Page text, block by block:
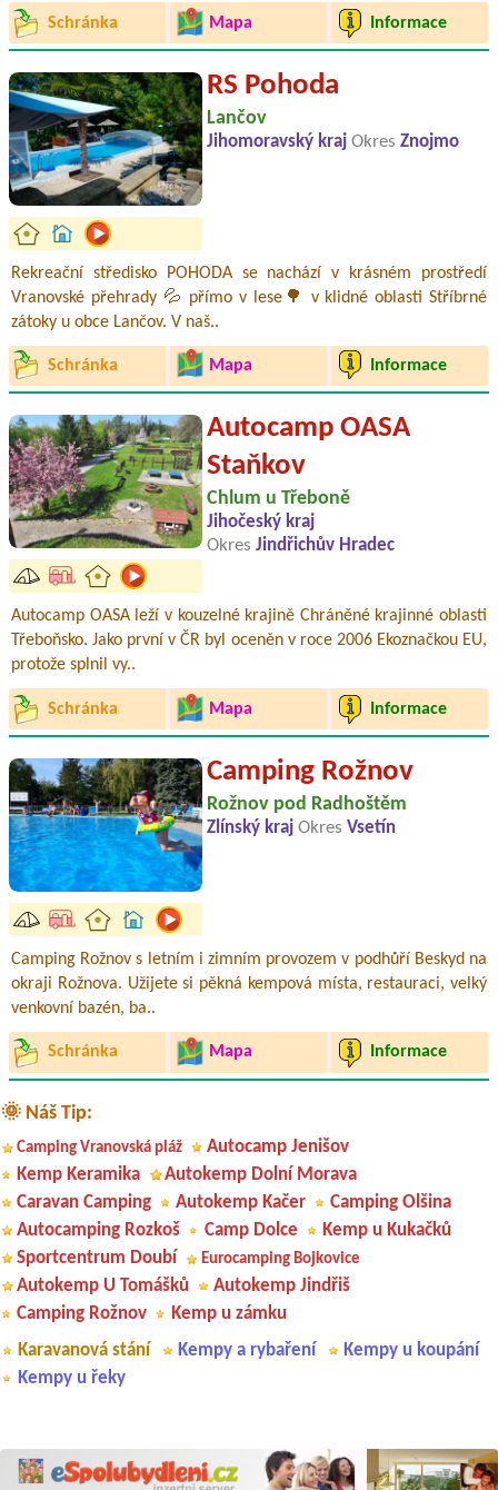
Schránka Mapa Informace
RS Pohoda
Lančov
Jihomoravský kraj Okres Znojmo
Rekreační středisko POHODA se nachází v krásném prostředí
Vranovské přehrady 💦 přímo v lese🌳 v klidné oblasti Stříbrné
zátoky u obce Lančov. V naš..
Schránka Mapa Informace
Autocamp OASA
Staňkov
Chlum u Třeboně
Jihočeský kraj
Okres Jindřichův Hradec
Autocamp OASA leží v kouzelné krajině Chráněné krajinné oblasti
Třeboňsko. Jako první v ČR byl oceněn v roce 2006 Ekoznačkou EU,
protože splnil vy..
Schránka Mapa Informace
Camping Rožnov
Rožnov pod Radhoštěm
Zlínský kraj Okres Vsetín
Camping Rožnov s letním i zimním provozem v podhůří Beskyd na
okraji Rožnova. Užijete si pěkná kempová místa, restauraci, velký
venkovní bazén, ba..
Schránka Mapa Informace
🌞 Náš Tip:
Camping Vranovská pláž
Autocamp Jenišov
Kemp Keramika
Autokemp Dolní Morava
Caravan Camping
Autokemp Kačer
Camping Olšina
Autocamping Rozkoš
Camp Dolce
Kemp u Kukačků
Sportcentrum Doubí
Eurocamping Bojkovice
Autokemp U Tomášků
Autokemp Jindřiš
Camping Rožnov
Kemp u zámku
Karavanová stání
Kempy a rybaření
Kempy u koupání
Kempy u řeky